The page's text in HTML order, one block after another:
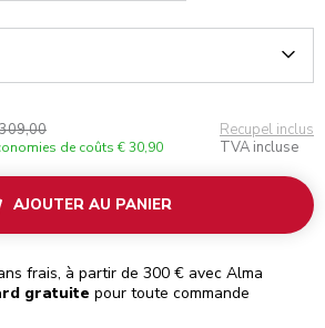
de coûts € 30,90
Recupel inclus
TVA incluse
AJOUTER AU PANIER
frais, à partir de 300 € avec Alma
gratuite pour toute commande